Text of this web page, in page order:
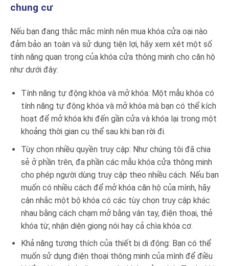
chung cư
Nếu bạn đang thắc mắc mình nên mua khóa cửa oại nào
đảm bảo an toàn và sử dụng tiện lợi, hãy xem xét một số
tính năng quan trọng của khóa cửa thông minh cho căn hộ
như dưới đây:
Tính năng tự động khóa và mở khóa: Một mẫu khóa có
tính năng tự động khóa và mở khóa mà bạn có thể kích
hoạt để mở khóa khi đến gần cửa và khóa lại trong một
khoảng thời gian cụ thể sau khi bạn rời đi.
Tùy chọn nhiều quyền truy cập: Như chúng tôi đã chia
sẻ ở phần trên, đa phần các mẫu khóa cửa thông minh
cho phép người dùng truy cập theo nhiều cách. Nếu bạn
muốn có nhiều cách để mở khóa căn hộ của mình, hãy
cân nhắc một bộ khóa có các tùy chọn truy cập khác
nhau bằng cách chạm mở bằng vân tay, điện thoại, thẻ
khóa từ, nhận diện giọng nói hay cả chìa khóa cơ.
Khả năng tương thích của thiết bị di động: Bạn có thể
muốn sử dụng điện thoại thông minh của mình để điều